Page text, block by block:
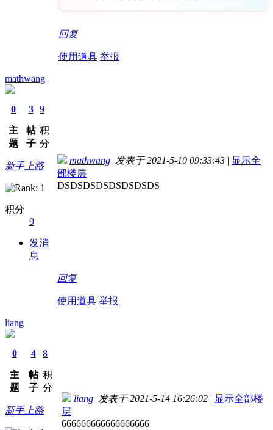
回复
使用道具 举报
mathwang
0
主
题
3
帖
子
9
积
分
新手上路
积分
9
发消
息
mathwang 发表于 2021-5-10 09:33:43 | 显示全
部楼层
DSDSDSDSDSDSDSDS
回复
使用道具 举报
liang
0
主
题
4
帖
子
8
积
分
新手上路
liang 发表于 2021-5-14 16:26:02 | 显示全部楼
层
666666666666666666